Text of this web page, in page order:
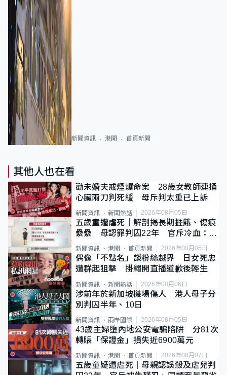
新聞資訊 港聞 首頁新聞
其他人也在看
勸未婚夫戒煙爆命案 28歲女教師連捅
心臟兩刀判死緩 母斥判太重已上訴
新聞資訊 新聞熱話 2026年08月05日
五歲童遭虐死｜解剖揭長期捱餓、傷痕
纍纍 母認罪判囚22年 官斥冷血：同
類案最惡劣
新聞資訊 港聞 首頁新聞 2026年08月05日
偶像「不點名」談粉絲越界 日女死忠
遭群起狙擊 掛繩開直播道歉後輕生
新聞資訊 新聞熱話 2026年08月06日
涉前年於新加坡機場傷人 港人母子分
別判囚半年、10日
新聞資訊 兩岸國際 2026年08月05日
43歲主婦墮內地公安電騙陷阱 分81次
轉賬「保證金」損失近6900萬元
新聞資訊 港聞 首頁新聞 2026年08月07日
五歲童疑遭虐死｜母親認誤殺及虐兒判